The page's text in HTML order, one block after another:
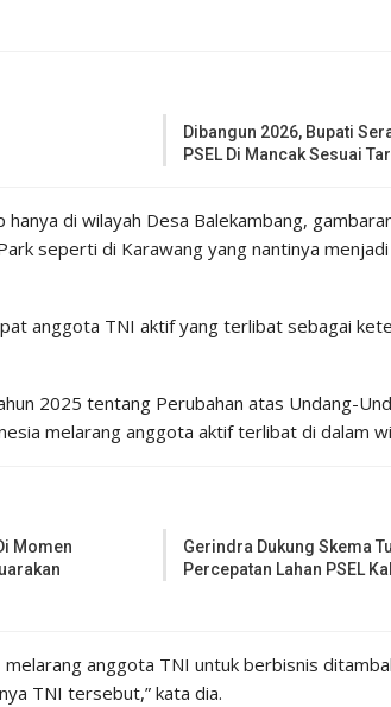
Dibangun 2026, Bupati
PSEL Di Mancak Sesuai
hanya di wilayah Desa Balekambang,
seperti di Karawang yang nantinya menjadi
anggota TNI aktif yang terlibat sebagai
2025 tentang Perubahan atas Undang-
melarang anggota aktif terlibat di dalam
Momen
Gerindra Dukung Skema
Percepatan Lahan PSEL
anggota TNI untuk berbisnis
TNI tersebut,” kata dia.